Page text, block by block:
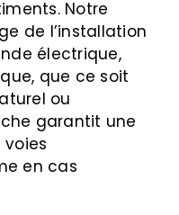
Notre
de l’installation
électrique,
que ce soit
ou
garantit une
en cas